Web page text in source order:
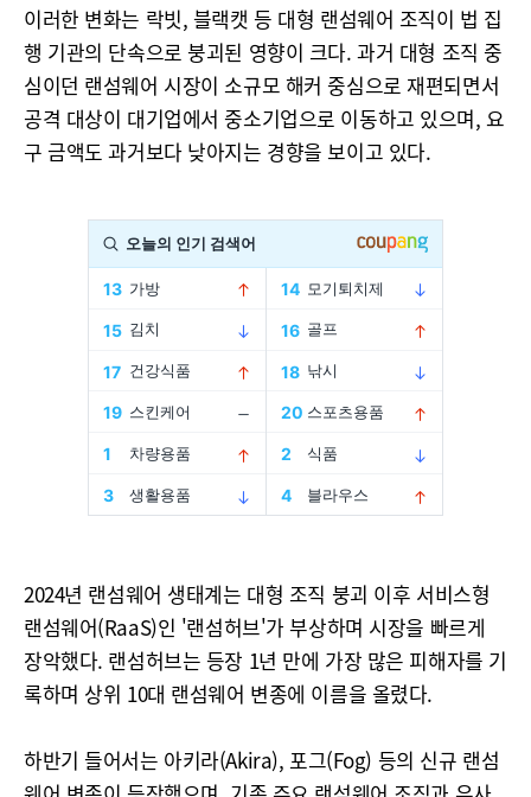
이러한 변화는 락빗, 블랙캣 등 대형 랜섬웨어 조직이 법 집
행 기관의 단속으로 붕괴된 영향이 크다. 과거 대형 조직 중
심이던 랜섬웨어 시장이 소규모 해커 중심으로 재편되면서
공격 대상이 대기업에서 중소기업으로 이동하고 있으며, 요
구 금액도 과거보다 낮아지는 경향을 보이고 있다.
2024년 랜섬웨어 생태계는 대형 조직 붕괴 이후 서비스형
랜섬웨어(RaaS)인 '랜섬허브'가 부상하며 시장을 빠르게
장악했다. 랜섬허브는 등장 1년 만에 가장 많은 피해자를 기
록하며 상위 10대 랜섬웨어 변종에 이름을 올렸다.
하반기 들어서는 아키라(Akira), 포그(Fog) 등의 신규 랜섬